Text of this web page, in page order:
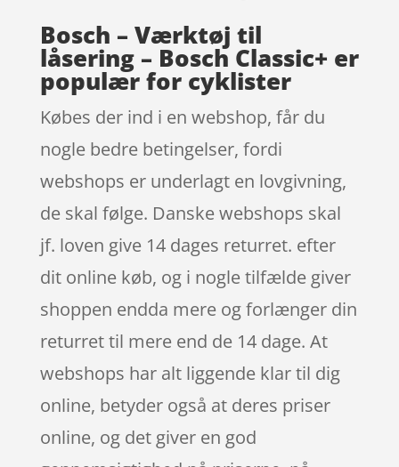
Bosch – Værktøj til
låsering – Bosch Classic+ er
populær for cyklister
Købes der ind i en webshop, får du
nogle bedre betingelser, fordi
webshops er underlagt en lovgivning,
de skal følge. Danske webshops skal
jf. loven give 14 dages returret. efter
dit online køb, og i nogle tilfælde giver
shoppen endda mere og forlænger din
returret til mere end de 14 dage. At
webshops har alt liggende klar til dig
online, betyder også at deres priser
online, og det giver en god